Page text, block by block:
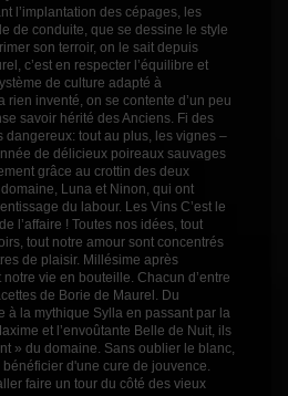
l’implantation des cépages, les
de conduite, que se dessine le style
son terroir, on le sait depuis
c’est en respecter l’équilibre et
de culture adapté à
rien inventé, on se contente d’un peu
savoir hérité des Anciens. Fi des
dangereux: tout au plus, les vignes –
de délicieux poireaux sauvages
grâce au crottin des deux
Luna et Ninon, qui ont
du labour. Les Vins C’est le
l’affaire ! Toutes nos idées, tout
tout notre amour sont concentrés
de plaisir. Millésime après
vie en bouteille. Chacun d’entre
de Borie de Maurel. Du
à la mythique Sylla en passant par la
et l’envoûtante Belle de Nuit, ils
» du domaine. Sans oublier le blanc,
d'une cure de jouvence.
faire un tour du côté des vieux